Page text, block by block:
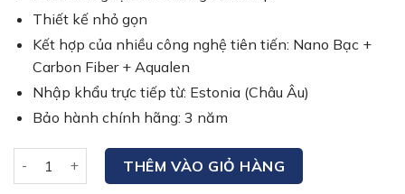
Thiết kế nhỏ gọn
Kết hợp của nhiều công nghệ tiên tiến: Nano Bạc +
Carbon Fiber + Aqualen
Nhập khẩu trực tiếp từ: Estonia (Châu Âu)
Bảo hành chính hãng: 3 năm
Máy Lọc Nước Aquaphor Crystal H – Công Nghệ Nano số
THÊM VÀO GIỎ HÀNG